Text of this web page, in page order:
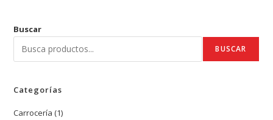
Buscar
BUSCAR
Categorías
Carrocería 11